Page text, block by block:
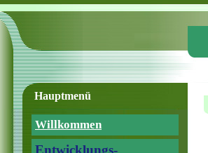
Hauptmenü
Willkommen
Entwicklungs-